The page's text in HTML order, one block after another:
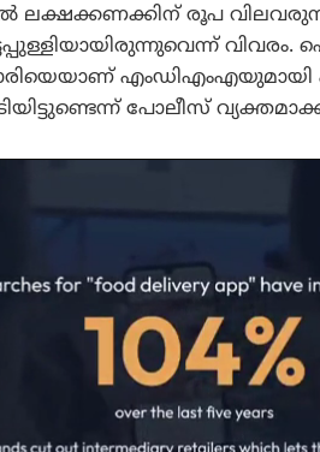
ലക്ഷക്കണക്കിന് രൂപ
വിവരം.
പോലീസ്